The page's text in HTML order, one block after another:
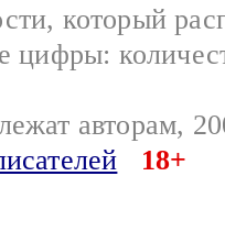
который
цифры:
авторам,
18+